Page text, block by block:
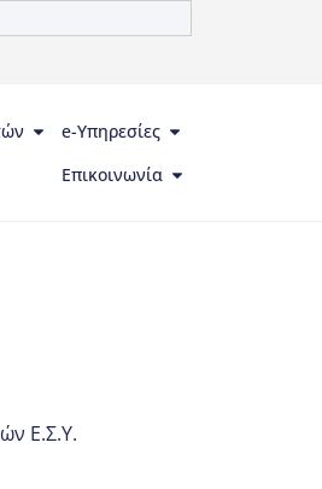
e-Υπηρεσίες
Επικοινωνία
Ε.Σ.Υ.